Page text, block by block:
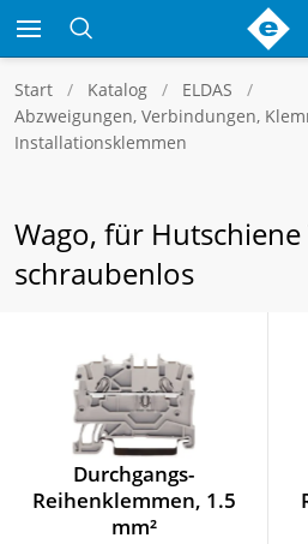
Start Katalog
ELDAS
Abzweigungen, Verbindungen,
Installationsklemmen
Wago, für Hutschiene
schraubenlos
Durchgangs-
Reihenklemmen, 1.5
mm²